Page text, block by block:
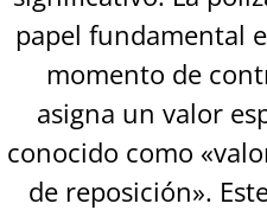
papel fundamental
momento de
asigna un valor
conocido como
de reposición».